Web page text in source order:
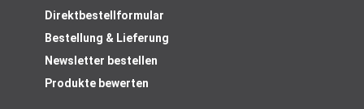
Direktbestellformular
Bestellung & Lieferung
Newsletter bestellen
Produkte bewerten